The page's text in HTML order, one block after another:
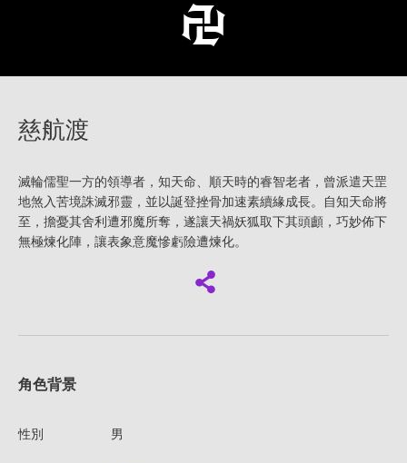
慈航渡
滅輪儒聖一方的領導者，知天命、順天時的睿智老者，曾派遣天罡
地煞入苦境誅滅邪靈，並以誕登挫骨加速素續緣成長。自知天命將
至，擔憂其舍利遭邪魔所奪，遂讓天禍妖狐取下其頭顱，巧妙佈下
無極煉化陣，讓表象意魔慘虧險遭煉化。
角色背景
性別 男